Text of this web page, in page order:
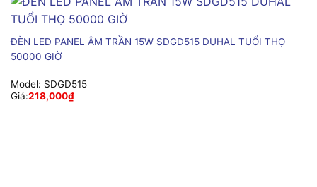
ĐÈN LED PANEL ÂM TRẦN 15W SDGD515 DUHAL TUỔI THỌ
50000 GIỜ
Model: SDGD515
Giá:218,000₫